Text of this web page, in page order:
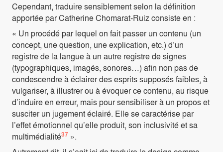
Cependant, traduire sensiblement selon la définition
apportée par Catherine Chomarat-Ruiz consiste en :
« Un procédé par lequel on fait passer un contenu (un
concept, une question, une explication, etc.) d’un
registre de la langue à un autre registre de signes
(typographiques, imagés, sonores…) afin non pas de
condescendre à éclairer des esprits supposés faibles, à
vulgariser, à illustrer ou à évoquer ce contenu, au risque
d’induire en erreur, mais pour sensibiliser à un propos et
susciter un jugement éclairé. Elle se caractérise par
l’effet émotionnel qu’elle produit, son inclusivité et sa
multimédialité37 ».